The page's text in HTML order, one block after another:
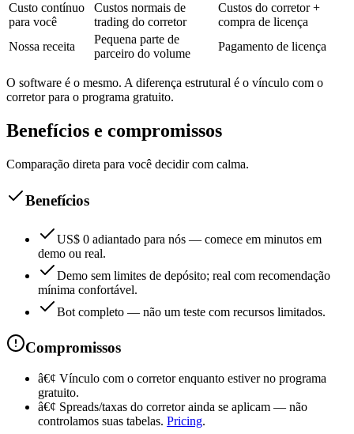
Custo contínuo
para você
Custos normais de
trading do corretor
Custos do corretor +
compra de licença
Nossa receita
Pequena parte de
parceiro do volume
Pagamento de licença
O software é o mesmo. A diferença estrutural é o vínculo com o
corretor para o programa gratuito.
Benefícios e compromissos
Comparação direta para você decidir com calma.
Benefícios
US$ 0 adiantado para nós — comece em minutos em
demo ou real.
Demo sem limites de depósito; real com recomendação
mínima confortável.
Bot completo — não um teste com recursos limitados.
Compromissos
â€¢ Vínculo com o corretor enquanto estiver no programa
gratuito.
â€¢ Spreads/taxas do corretor ainda se aplicam — não
controlamos suas tabelas. Pricing.